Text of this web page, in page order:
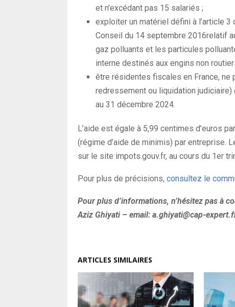
et n’excédant pas 15 salariés ;
exploiter un matériel défini à l’article
Conseil du 14 septembre 2016relatif
gaz polluants et les particules
interne destinés aux engins non
être résidentes fiscales en France, ne
redressement ou liquidation
au 31 décembre 2024.
L’aide est égale à 5,99 centimes d’euros
(régime d’aide de minimis) par entreprise.
sur le site impots.gouv.fr, au cours du 1er
Pour plus de précisions, consultez le
Pour plus d’informations, n’hésitez pas à
Aziz Ghiyati – email: a.ghiyati@cap-
ARTICLES SIMILAIRES